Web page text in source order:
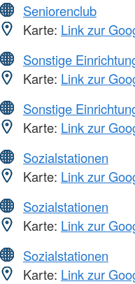
Seniorenclub
Karte: Link zur
Sonstige
Karte: Link zur
Sonstige
Karte: Link zur
Sozialstationen
Karte: Link zur
Sozialstationen
Karte: Link zur
Sozialstationen
Karte: Link zur